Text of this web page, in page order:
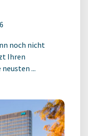
noch nicht
Ihren
...